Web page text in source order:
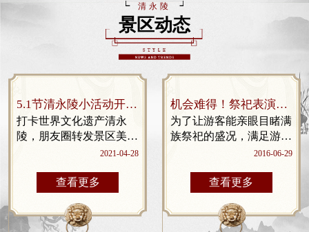
清永陵
景区动态
5.1节清永陵小活动开始
啦！
打卡世界文化遗产清永
陵，朋友圈转发景区美照
即可获得精明小礼品一
2021-04-28
查看更多
机会难得！祭祀表演常
态化（每周末及法定节
假日）
为了让游客能亲眼目睹满
族祭祀的盛况，满足游客
的好奇心理，同时让更多
我们将在今年的每周末和
法定节假日的上午（大约
10点开始表演）举行清永
2016-06-29
查看更多